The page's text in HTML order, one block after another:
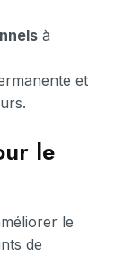
à
et
le
le
de